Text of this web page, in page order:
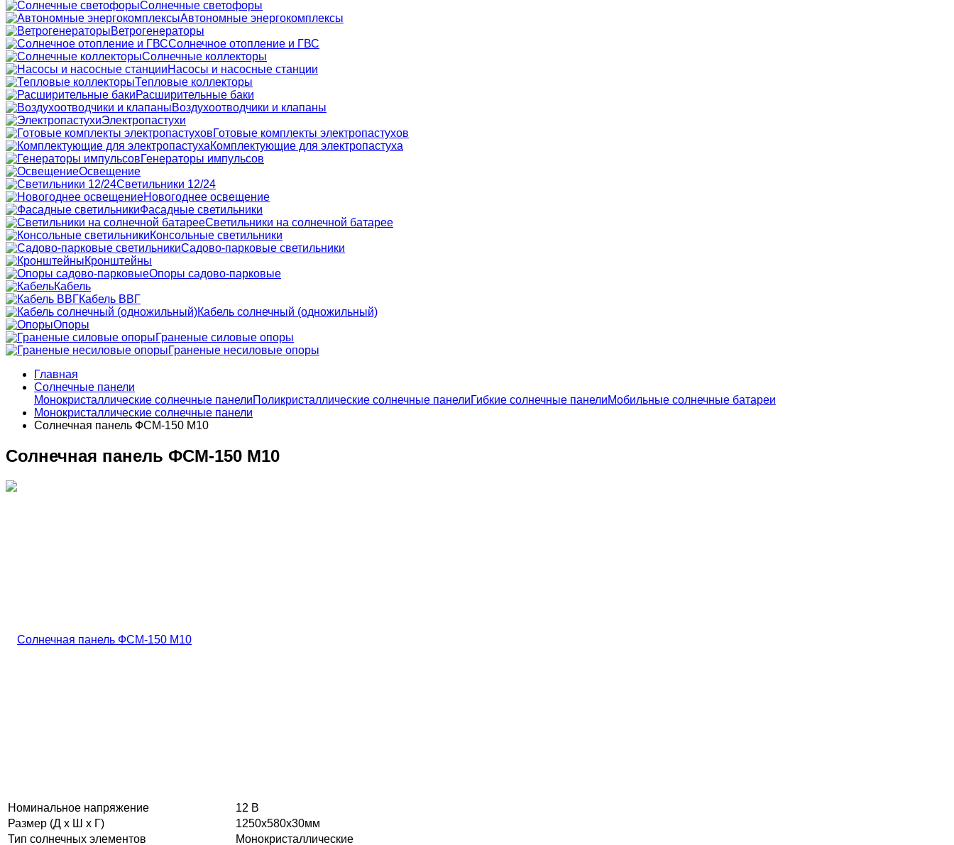
Солнечные светофоры
Автономные энергокомплексы
Ветрогенераторы
Солнечное отопление и ГВС
Солнечные коллекторы
Насосы и насосные станции
Тепловые коллекторы
Расширительные баки
Воздухоотводчики и клапаны
Электропастухи
Готовые комплекты электропастухов
Комплектующие для электропастуха
Генераторы импульсов
Освещение
Светильники 12/24
Новогоднее освещение
Фасадные светильники
Светильники на солнечной батарее
Консольные светильники
Садово-парковые светильники
Кронштейны
Опоры садово-парковые
Кабель
Кабель ВВГ
Кабель солнечный (одножильный)
Опоры
Граненые силовые опоры
Граненые несиловые опоры
Главная
Солнечные панели
Монокристаллические солнечные панелиПоликристаллические солнечные панелиГибкие солнечные панелиМобильные солнечные батареи
Монокристаллические солнечные панели
Солнечная панель ФСМ-150 M10
Солнечная панель ФСМ-150 M10
Номинальное напряжение
12 В
Размер (Д х Ш х Г)
1250х580х30мм
Тип солнечных элементов
Монокристаллические